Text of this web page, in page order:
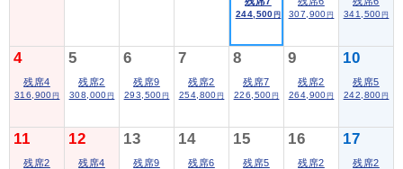
244,500 円 307,900 円 341,500 円
4
残席4
316,900 円
5
残席2
308,000 円
6
残席9
293,500 円
7
残席2
254,800 円
8
残席7
226,500 円
9
残席2
264,900 円
10
残席5
242,800 円
11
残席2
12
残席4
13
残席9
14
残席6
15
残席5
16
残席2
17
残席2